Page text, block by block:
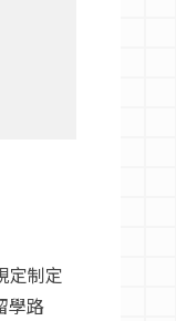
定制定
學路